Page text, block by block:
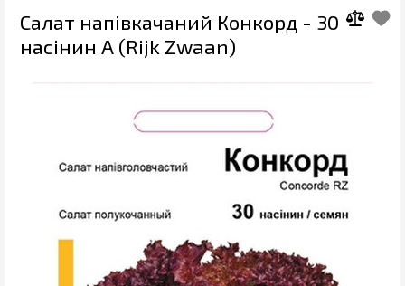
Салат напівкачаний Конкорд - 30
насінин А (Rijk Zwaan)